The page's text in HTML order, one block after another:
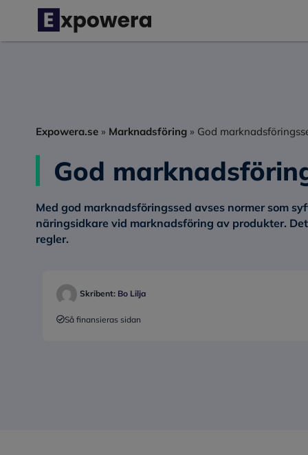
innehåll
Expowera.se » Marknadsföring » God
God
Med god marknadsföringssed avses normer som
näringsidkare vid marknadsföring av produkter.
regler.
Skribent: Bo Lilja
Så finansieras sidan